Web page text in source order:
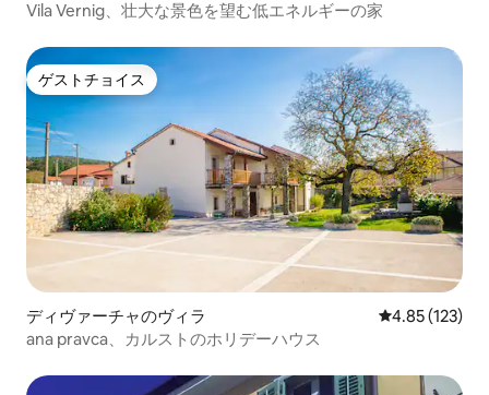
Vila Vernig、壮大な景色を望む低エネルギーの家
ゲストチョイス
ゲストチョイス
ディヴァーチャのヴィラ レビュー123
4.85 (123)
ana pravca、カルストのホリデーハウス